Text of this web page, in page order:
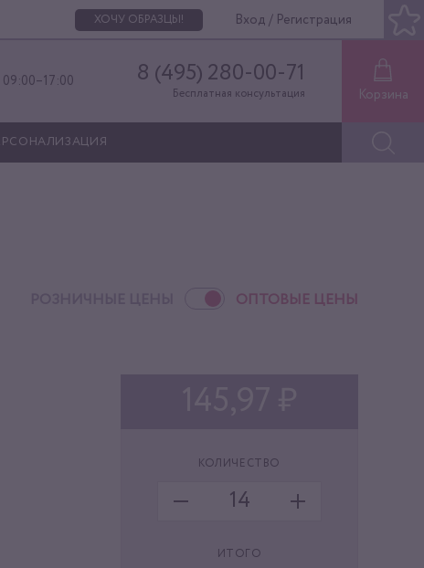
ХОЧУ ОБРАЗЦЫ! Вход / Регистрация
09:00–17:00 8 (495) 280-00-71
Бесплатная консультация Корзина
ОПТОВЫЕ ЦЕНЫ
КОЛИЧЕСТВО
ИТОГО